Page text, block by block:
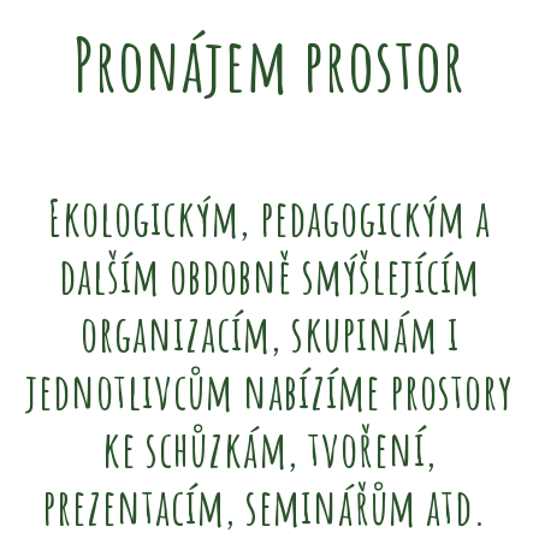
Pronájem prostor
Ekologickým, pedagogickým a
dalším obdobně smýšlejícím
organizacím, skupinám i
jednotlivcům nabízíme prostory
ke schůzkám, tvoření,
prezentacím, seminářům atd.